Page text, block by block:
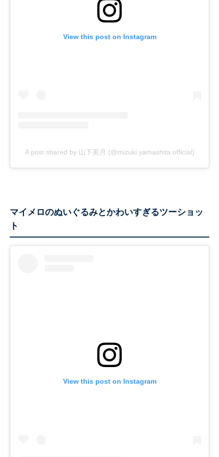
View this post on Instagram
A post shared by 山下美月 (@mizuki.yamashita.official)
マイメロのぬいぐるみとかわいすぎるツーショッ
ト
View this post on Instagram